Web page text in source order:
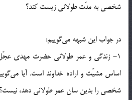
شخصی به مدّت طولانی زیست کند؟
در جواب این شبهه می‌گوییم:
1- زندگی و عمر طولانی حضرت مهدی عجّل
اساس مشیّت و اراده خداوند است. آیا
شخصی را بدین سان عمر طولانی دهد،